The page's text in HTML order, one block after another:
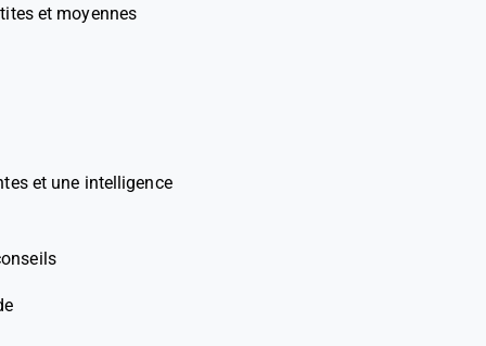
et moyennes
et une intelligence